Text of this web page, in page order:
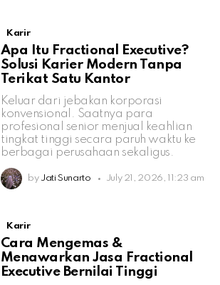
Karir
Apa Itu Fractional Executive?
Solusi Karier Modern Tanpa
Terikat Satu Kantor
Keluar dari jebakan korporasi
konvensional. Saatnya para
profesional senior menjual keahlian
tingkat tinggi secara paruh waktu ke
berbagai perusahaan sekaligus.
by Jati Sunarto July 21, 2026, 11:23 am
Karir
Cara Mengemas &
Menawarkan Jasa Fractional
Executive Bernilai Tinggi